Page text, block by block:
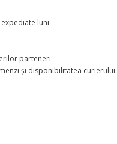
luni.
parteneri.
și disponibilitatea curierului.